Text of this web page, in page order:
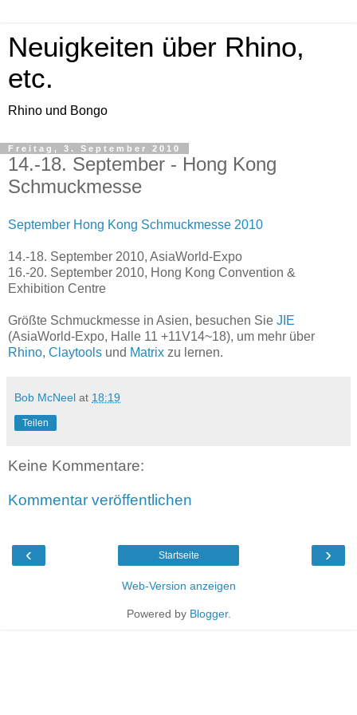
Neuigkeiten über Rhino,
etc.
Rhino und Bongo
Freitag, 3. September 2010
14.-18. September - Hong Kong
Schmuckmesse
September Hong Kong Schmuckmesse 2010
14.-18. September 2010, AsiaWorld-Expo
16.-20. September 2010, Hong Kong Convention &
Exhibition Centre
Größte Schmuckmesse in Asien, besuchen Sie JIE
(AsiaWorld-Expo, Halle 11 +11V14~18), um mehr über
Rhino, Claytools und Matrix zu lernen.
Bob McNeel at 18:19
Teilen
Keine Kommentare:
Kommentar veröffentlichen
‹ ›
Startseite
Web-Version anzeigen
Powered by Blogger.